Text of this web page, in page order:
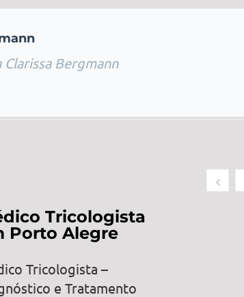
Bergmann
Tricologista
Porto Alegre
Tricologista –
e Tratamento